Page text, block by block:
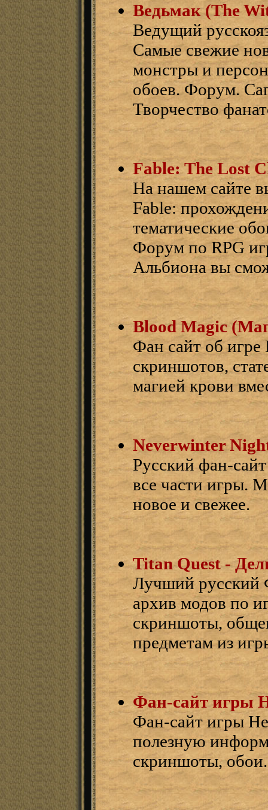
Ведьмак (The
Ведущий
Самые свежие
монстры и
обоев. Форум.
Творчество
Fable: The Lost
На нашем сайте
Fable:
тематические
Форум по RPG
Альбиона вы
Blood Magic
Фан сайт об
скриншотов,
магией крови
Neverwinter
Русский фан-
все части игры.
новое и свежее.
Titan Quest -
Лучший русский
архив модов по
скриншоты,
предметам из
Фан-сайт игры
Фан-сайт игры
полезную
скриншоты,